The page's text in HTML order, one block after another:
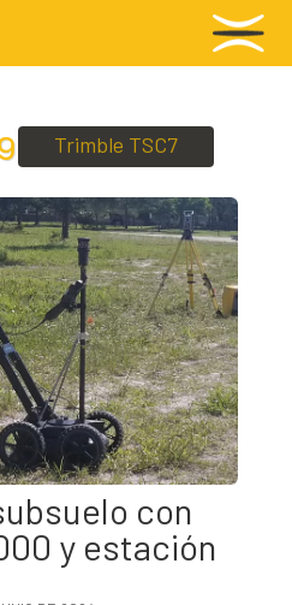
Trimble TSC7
con
y estación